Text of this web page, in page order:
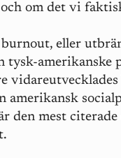
om det vi
eller
tysk-amerikanske
amerikansk
den mest